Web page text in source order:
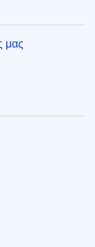
μας